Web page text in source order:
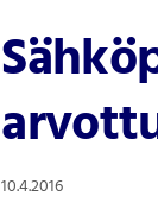
10.4.2016